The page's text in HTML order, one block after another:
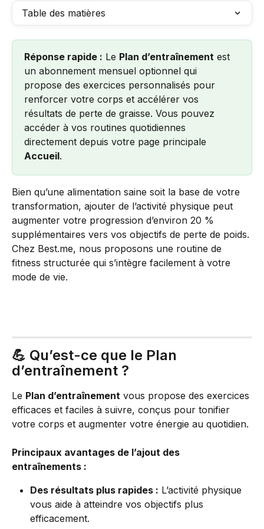
Table des matières
Réponse rapide : Le Plan d’entraînement est
un abonnement mensuel optionnel qui
propose des exercices personnalisés pour
renforcer votre corps et accélérer vos
résultats de perte de graisse. Vous pouvez
accéder à vos routines quotidiennes
directement depuis votre page principale
Accueil.
Bien qu’une alimentation saine soit la base de votre
transformation, ajouter de l’activité physique peut
augmenter votre progression d’environ 20 %
supplémentaires vers vos objectifs de perte de poids.
Chez Best.me, nous proposons une routine de
fitness structurée qui s’intègre facilement à votre
mode de vie.
💪 Qu’est-ce que le Plan
d’entraînement ?
Le Plan d’entraînement vous propose des exercices
efficaces et faciles à suivre, conçus pour tonifier
votre corps et augmenter votre énergie au quotidien.
Principaux avantages de l’ajout des
entraînements :
Des résultats plus rapides : L’activité physique
vous aide à atteindre vos objectifs plus
efficacement.